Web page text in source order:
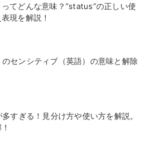
ってどんな意味？”status”の正しい使
現を解説！
センシティブ（英語）の意味と解除
多すぎる！見分け方や使い方を解説。